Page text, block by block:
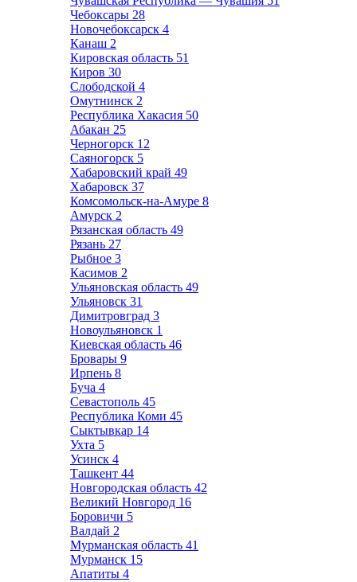
Чебоксары 28
Новочебоксарск 4
Канаш 2
Кировская область 51
Киров 30
Слободской 4
Омутнинск 2
Республика Хакасия 50
Абакан 25
Черногорск 12
Саяногорск 5
Хабаровский край 49
Хабаровск 37
Комсомольск-на-Амуре 8
Амурск 2
Рязанская область 49
Рязань 27
Рыбное 3
Касимов 2
Ульяновская область 49
Ульяновск 31
Димитровград 3
Новоульяновск 1
Киевская область 46
Бровары 9
Ирпень 8
Буча 4
Севастополь 45
Республика Коми 45
Сыктывкар 14
Ухта 5
Усинск 4
Ташкент 44
Новгородская область 42
Великий Новгород 16
Боровичи 5
Валдай 2
Мурманская область 41
Мурманск 15
Апатиты 4